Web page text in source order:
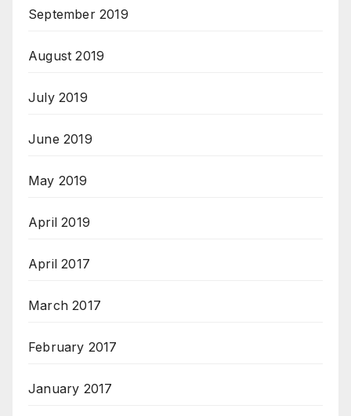
September 2019
August 2019
July 2019
June 2019
May 2019
April 2019
April 2017
March 2017
February 2017
January 2017